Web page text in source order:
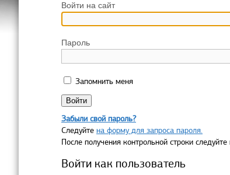
Войти на сайт
Пароль
Запомнить меня
Забыли свой пароль?
Следуйте на форму для запроса пароля.
После получения контрольной строки следуйте
Войти как пользователь